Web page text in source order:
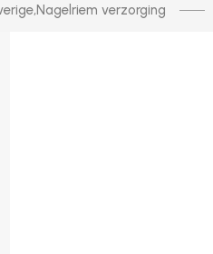
,Nagelriem verzorging